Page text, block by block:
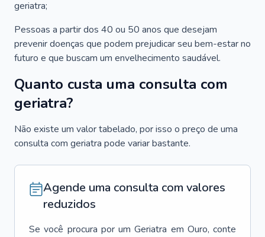
geriatra;
Pessoas a partir dos 40 ou 50 anos que desejam
prevenir doenças que podem prejudicar seu bem-estar no
futuro e que buscam um envelhecimento saudável.
Quanto custa uma consulta com
geriatra?
Não existe um valor tabelado, por isso o preço de uma
consulta com geriatra pode variar bastante.
Agende uma consulta com valores
reduzidos
Se você procura por um Geriatra em Ouro, conte